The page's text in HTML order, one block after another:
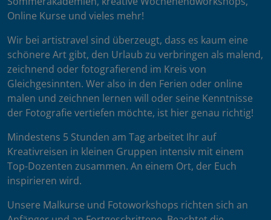
Online Kurse und vieles mehr!
Wir bei artistravel sind überzeugt, dass es kaum eine
schönere Art gibt, den Urlaub zu verbringen als malend,
zeichnend oder fotografierend im Kreis von
Gleichgesinnten. Wer also in den Ferien oder online
malen und zeichnen lernen will oder seine Kenntnisse
der Fotografie vertiefen möchte, ist hier genau richtig!
Mindestens 5 Stunden am Tag arbeitet Ihr auf
Kreativreisen in kleinen Gruppen intensiv mit einem
Top-Dozenten zusammen. An einem Ort, der Euch
inspirieren wird.
Unsere Malkurse und Fotoworkshops richten sich an